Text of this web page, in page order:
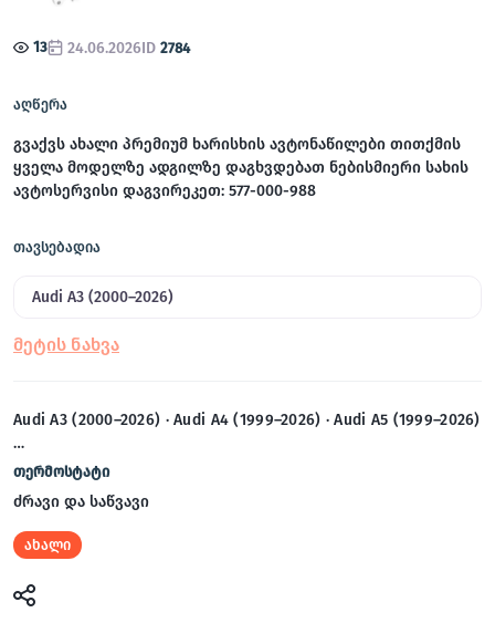
13 24.06.2026ID 2784
აღწერა
გვაქვს ახალი პრემიუმ ხარისხის ავტონაწილები თითქმის
ყველა მოდელზე ადგილზე დაგხვდებათ ნებისმიერი სახის
ავტოსერვისი დაგვირეკეთ: 577-000-988
თავსებადია
Audi A3 (2000–2026)
Audi A3 (2000–2026) · Audi A4 (1999–2026) · Audi A5 (1999–2026)
…
თერმოსტატი
ძრავი და საწვავი
ახალი